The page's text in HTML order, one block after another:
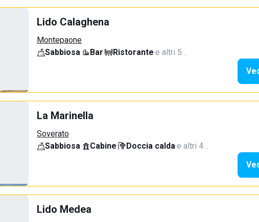
Lido Calaghena
Montepaone
Sabbiosa· Bar· Ristorante·e altri 5…
La Marinella
Soverato
Sabbiosa· Cabine· Doccia calda·e altri 4…
Lido Medea